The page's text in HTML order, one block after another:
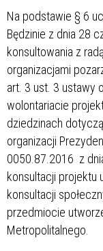
Na podstawie § 6
Będzinie z dnia 28
konsultowania z
organizacjami
art. 3 ust. 3 ustawy
wolontariacie
dziedzinach
organizacji
0050.87.2016 z
konsultacji projektu
konsultacji
przedmiocie
Metropolitalnego.